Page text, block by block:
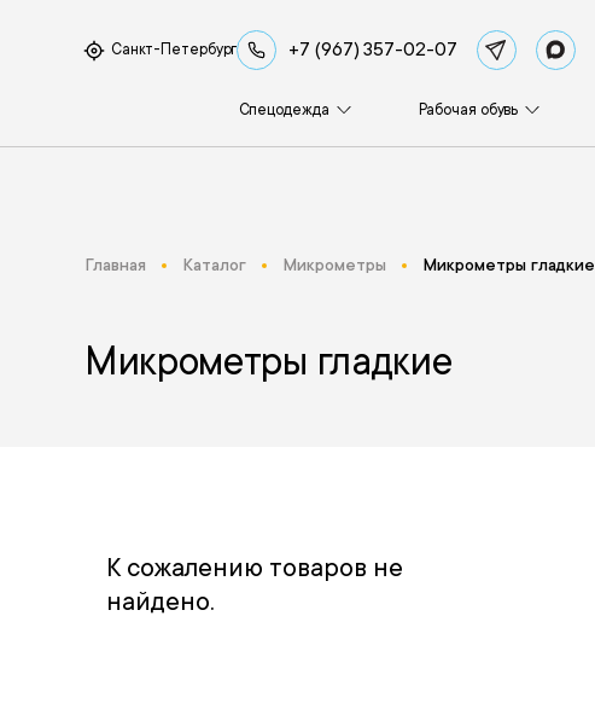
Санкт-Петербург +7 (967) 357-02-07
Спецодежда Рабочая обувь
Главная Каталог Микрометры Микрометры гладкие
Микрометры гладкие
К сожалению товаров не
найдено.